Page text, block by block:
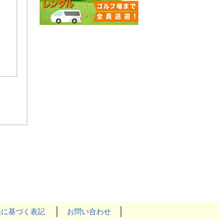
基づく表記 お問い合わせ